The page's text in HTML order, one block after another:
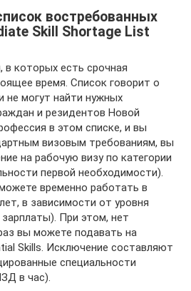
востребованных
Skill Shortage List
в которых есть срочная
время. Список говорит о
не могут найти нужных
и резидентов Новой
в этом списке, и вы
визовым требованиям, вы
на рабочую визу по категории
первой необходимости).
временно работать в
в зависимости от уровня
При этом, нет
вы можете подавать на
Skills. Исключение составляют
специальности
в час).